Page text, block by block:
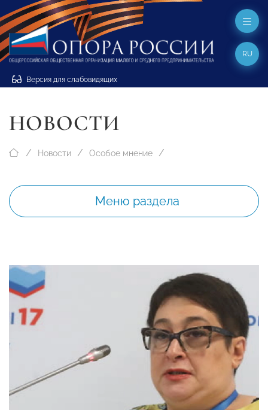
Версия для слабовидящих
RU
НОВОСТИ
Новости Особое мнение
Меню раздела